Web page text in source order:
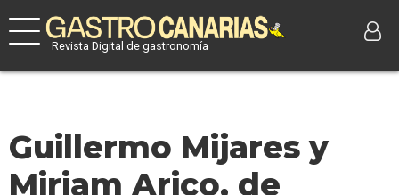
Revista Digital de gastronomía
Guillermo Mijares y
Miriam Arico, de